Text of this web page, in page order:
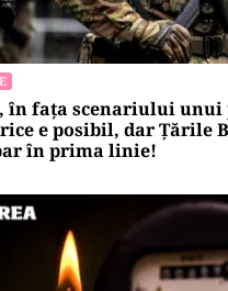
în fața scenariului unui
e posibil, dar Țările
în prima linie!